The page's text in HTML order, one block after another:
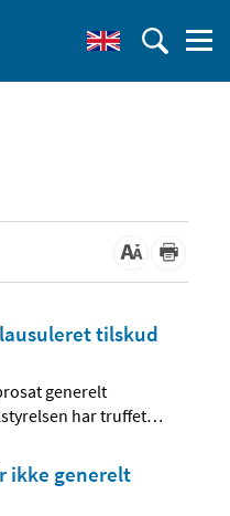
tilskud
generelt
har truffet…
ikke generelt